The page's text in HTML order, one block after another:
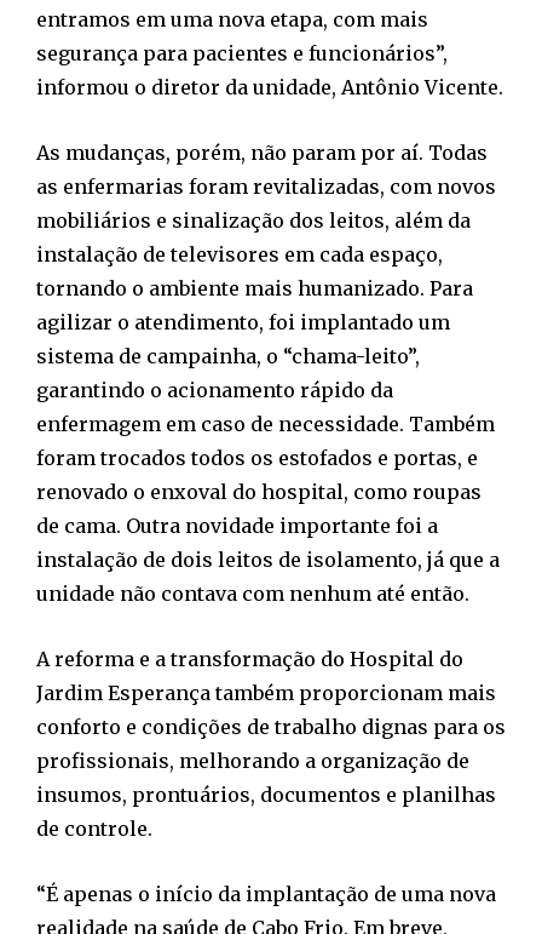
entramos em uma nova etapa, com mais
segurança para pacientes e funcionários”,
informou o diretor da unidade, Antônio Vicente.
As mudanças, porém, não param por aí. Todas
as enfermarias foram revitalizadas, com novos
mobiliários e sinalização dos leitos, além da
instalação de televisores em cada espaço,
tornando o ambiente mais humanizado. Para
agilizar o atendimento, foi implantado um
sistema de campainha, o “chama-leito”,
garantindo o acionamento rápido da
enfermagem em caso de necessidade. Também
foram trocados todos os estofados e portas, e
renovado o enxoval do hospital, como roupas
de cama. Outra novidade importante foi a
instalação de dois leitos de isolamento, já que a
unidade não contava com nenhum até então.
A reforma e a transformação do Hospital do
Jardim Esperança também proporcionam mais
conforto e condições de trabalho dignas para os
profissionais, melhorando a organização de
insumos, prontuários, documentos e planilhas
de controle.
“É apenas o início da implantação de uma nova
realidade na saúde de Cabo Frio. Em breve,